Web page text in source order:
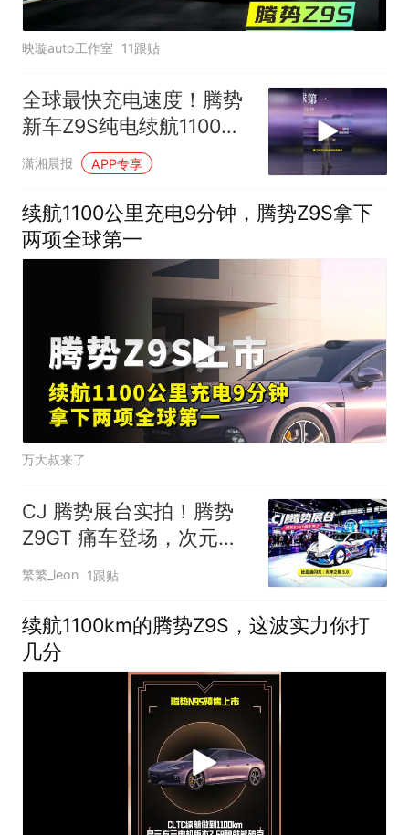
映璇auto工作室 11跟贴
全球最快充电速度！腾势
新车Z9S纯电续航1100公
里，李慧：充电和加油一
潇湘晨报 APP专享
续航1100公里充电9分钟，腾势Z9S拿下
两项全球第一
万大叔来了
CJ 腾势展台实拍！腾势
Z9GT 痛车登场，次元与
豪华轿跑碰撞
繁繁_leon 1跟贴
续航1100km的腾势Z9S，这波实力你打
几分